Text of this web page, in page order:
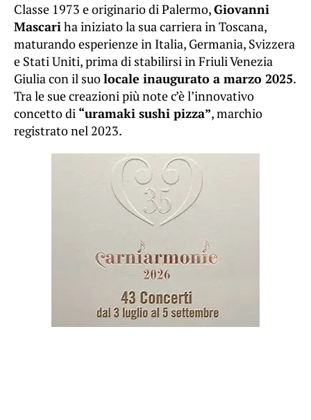
Classe 1973 e originario di Palermo,Giovanni
Mascariha iniziato la sua carriera in Toscana,
maturando esperienze in Italia, Germania, Svizzera
e Stati Uniti, prima di stabilirsi in Friuli Venezia
Giulia con il suolocale inaugurato a marzo 2025.
Tra le sue creazioni più note c’è l’innovativo
concetto di “uramaki sushi pizza”, marchio
registrato nel 2023.